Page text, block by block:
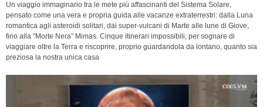
Un viaggio immaginario tra le mete più affascinanti del Sistema Solare,
pensato come una vera e propria guida alle vacanze extraterrestri: dalla Luna
romantica agli asteroidi solitari, dai super-vulcani di Marte alle lune di Giove,
fino alla “Morte Nera” Mimas. Cinque itinerari impossibili, per sognare di
viaggiare oltre la Terra e riscoprire, proprio guardandola da lontano, quanto sia
preziosa la nostra unica casa